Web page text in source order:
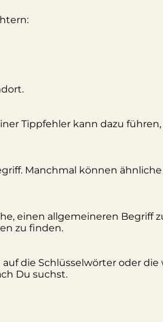
Tippfehler kann dazu
Manchmal können
einen allgemeineren Begriff
zu finden.
die Schlüsselwörter oder
Du suchst.